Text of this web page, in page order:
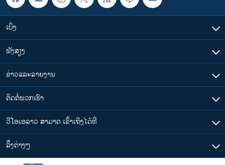
ເບິ່ງ
ຟັງສຽງ
ຂ່າວແລະລາຍງານ
ຕິດຕໍ່ພວກເຮົາ
ວີໂອເອລາວ ສາມາດ ເຂົ້າເຖິງໄດ້ທີ່
​ລິ້ງ​ຕ່າງໆ